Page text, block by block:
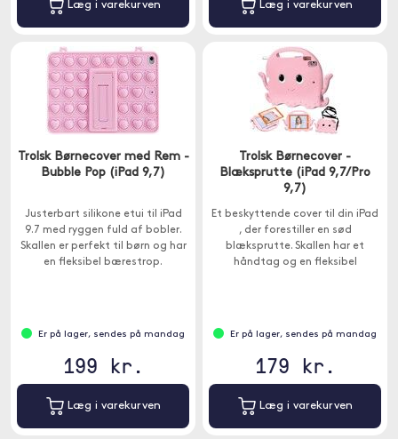
Læg i varekurven Læg i varekurven
Trolsk Børnecover med Rem -
Bubble Pop (iPad 9,7)
Justerbart silikone etui til iPad
9.7 med ryggen fuld af bobler.
Skallen er perfekt til børn og har
en fleksibel bærestrop.
Er på lager, sendes på mandag
199 kr.
Læg i varekurven
Trolsk Børnecover -
Blæksprutte (iPad 9,7/Pro
9,7)
Et beskyttende cover til din iPad
, der forestiller en sød
blæksprutte. Skallen har et
håndtag og en fleksibel
Er på lager, sendes på mandag
179 kr.
Læg i varekurven